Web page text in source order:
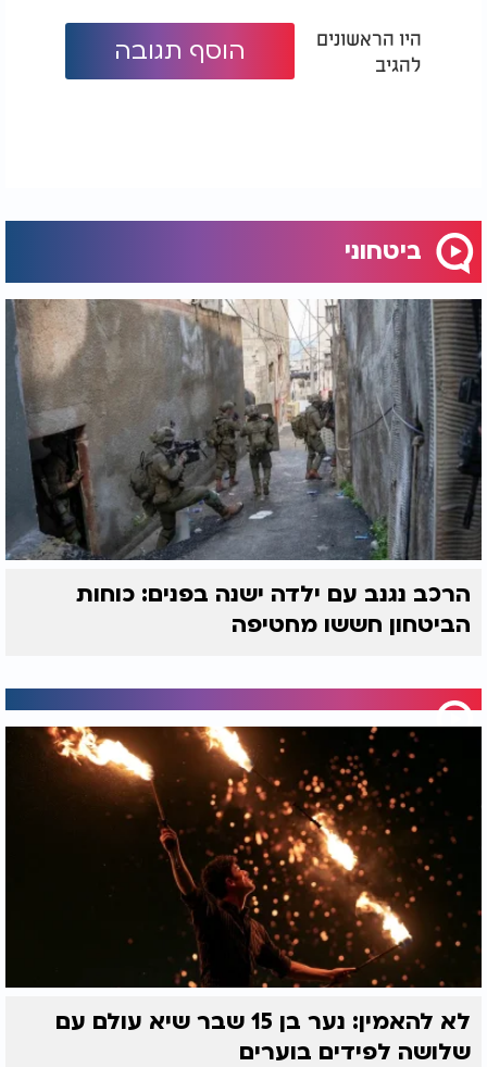
היו הראשונים
להגיב
הוסף תגובה
ביטחוני
הרכב נגנב עם ילדה ישנה בפנים: כוחות
הביטחון חששו מחטיפה
לא להאמין: נער בן 15 שבר שיא עולם עם
שלושה לפידים בוערים